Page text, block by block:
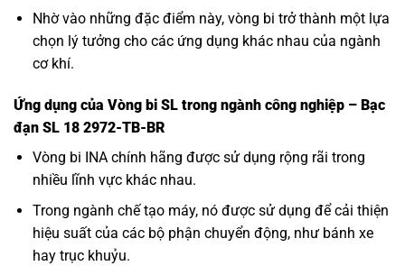
Nhờ vào những đặc điểm này, vòng bi trở thành một lựa
chọn lý tưởng cho các ứng dụng khác nhau của ngành
cơ khí.
Ứng dụng của Vòng bi SL trong ngành công nghiệp – Bạc
đạn SL 18 2972-TB-BR
Vòng bi INAchính hãng được sử dụng rộng rãi trong
nhiều lĩnh vực khác nhau.
Trong ngành chế tạo máy, nó được sử dụng để cải thiện
hiệu suất của các bộ phận chuyển động, như bánh xe
hay trục khuỷu.